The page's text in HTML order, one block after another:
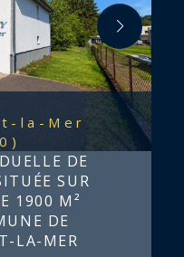
DE
SUR
1900 M²
DE
LA-MER